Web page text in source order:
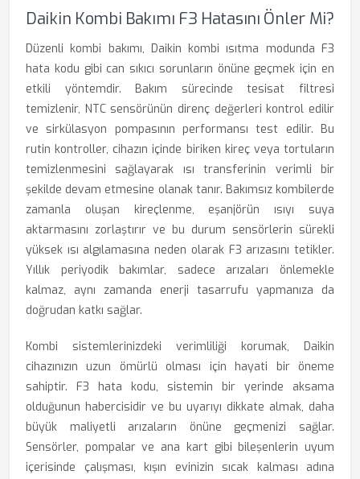
Daikin Kombi Bakımı F3 Hatasını Önler Mi?
Düzenli kombi bakımı, Daikin kombi ısıtma modunda F3
hata kodu gibi can sıkıcı sorunların önüne geçmek için en
etkili yöntemdir. Bakım sürecinde tesisat filtresi
temizlenir, NTC sensörünün direnç değerleri kontrol edilir
ve sirkülasyon pompasının performansı test edilir. Bu
rutin kontroller, cihazın içinde biriken kireç veya tortuların
temizlenmesini sağlayarak ısı transferinin verimli bir
şekilde devam etmesine olanak tanır. Bakımsız kombilerde
zamanla oluşan kireçlenme, eşanjörün ısıyı suya
aktarmasını zorlaştırır ve bu durum sensörlerin sürekli
yüksek ısı algılamasına neden olarak F3 arızasını tetikler.
Yıllık periyodik bakımlar, sadece arızaları önlemekle
kalmaz, aynı zamanda enerji tasarrufu yapmanıza da
doğrudan katkı sağlar.
Kombi sistemlerinizdeki verimliliği korumak, Daikin
cihazınızın uzun ömürlü olması için hayati bir öneme
sahiptir. F3 hata kodu, sistemin bir yerinde aksama
olduğunun habercisidir ve bu uyarıyı dikkate almak, daha
büyük maliyetli arızaların önüne geçmenizi sağlar.
Sensörler, pompalar ve ana kart gibi bileşenlerin uyum
içerisinde çalışması, kışın evinizin sıcak kalması adına